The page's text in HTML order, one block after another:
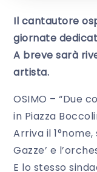
Il cantautore
giornate
A breve sarà
artista.
OSIMO – “Due
in Piazza
Arriva il
Gazze’ e
E lo stesso